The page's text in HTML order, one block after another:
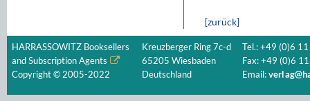
[zurück]
HARRASSOWITZ Booksellers
and Subscription Agents
Copyright © 2005-2022
Kreuzberger Ring 7c-d
65205 Wiesbaden
Deutschland
Tel.: +49 (0)6
Fax: +49 (0)6
Email: